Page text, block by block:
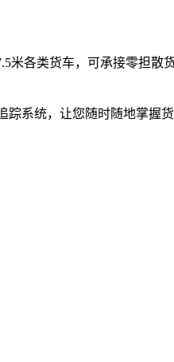
米各类货车，可承接零担
系统，让您随时随地掌握